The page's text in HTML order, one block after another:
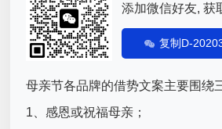
添加微信好友, 获
复制D-
母亲节各品牌的借势文案主要围绕
1、感恩或祝福母亲；